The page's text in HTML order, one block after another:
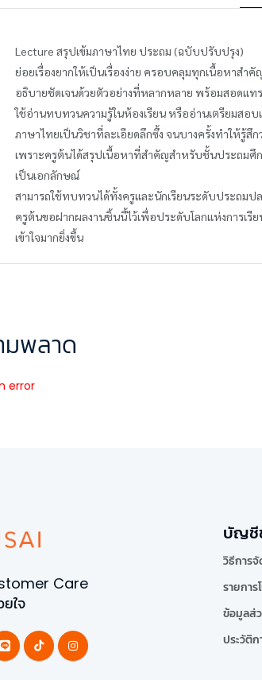
Lecture สรุปเข้มภาษาไทย ประถม (ฉบับปรับปรุง)
ย่อยเรื่องยากให้เป็นเรื่องง่าย ครอบคลุมทุกเนื้อหาสำ
อธิบายชัดเจนด้วยตัวอย่างที่หลากหลาย พร้อมสอดแท
ใช้อ่านทบทวนความรู้ในห้องเรียน หรืออ่านเตรียมสอบ
ภาษาไทยเป็นวิชาที่ละเอียดลึกซึ้ง จนบางครั้งทำให้รู้สึ
เพราะครูต้นได้สรุปเนื้อหาที่สำคัญสำหรับชั้นประถมศึ
เป็นเอกลักษณ์
สามารถใช้ทบทวนได้ทั้งครูและนักเรียนระดับประถมป
ครูต้นขอฝากผลงานชิ้นนี้ไว้เพื่อประดับโลกแห่งการเรี
เข้าใจมากยิ่งขึ้น
มพลาด
error
Care
ใจ
บัญชี
วิธีการ
รายการ
ข้อมูลส่
ประวัติ